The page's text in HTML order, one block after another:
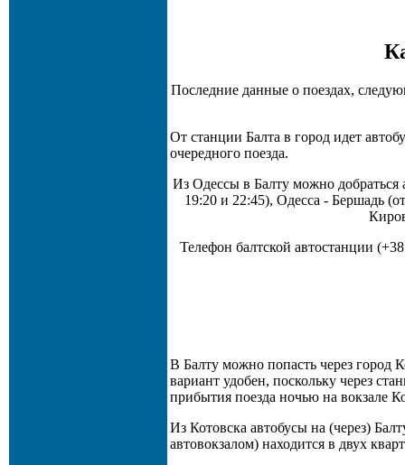
Последние данные о поездах,
От станции Балта в город идет
очередного поезда.
Из Одессы в Балту можно добраться
19:20 и 22:45), Одесса - Бершадь
Телефон балтской автостанции
В Балту можно попасть через город
вариант удобен, поскольку через
прибытия поезда ночью на вокзале
Из Котовска автобусы на (через)
автовокзалом) находится в двух